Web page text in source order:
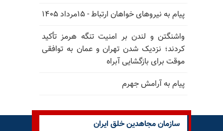
پیام به نیروهای خواهان ارتباط - ۱۵مرداد ۱۴۰۵
واشنگتن و لندن بر امنیت تنگه هرمز تأکید
کردند؛ نزدیک شدن تهران و عمان به توافقی
موقت برای بازگشایی آبراه
پیام به آرامش جهرم
سازمان مجاهدین خلق ایران